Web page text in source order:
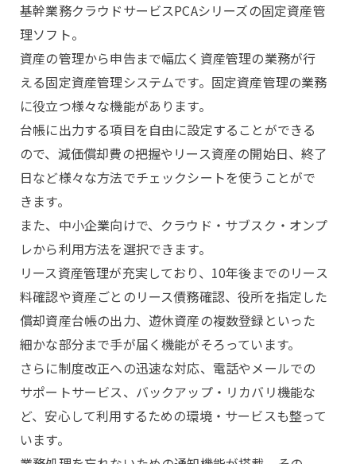
基幹業務クラウドサービスPCAシリーズの固定資産管
理ソフト。
資産の管理から申告まで幅広く資産管理の業務が行
える固定資産管理システムです。固定資産管理の業務
に役立つ様々な機能があります。
台帳に出力する項目を自由に設定することができる
ので、減価償却費の把握やリース資産の開始日、終了
日など様々な方法でチェックシートを使うことがで
きます。
また、中小企業向けで、クラウド・サブスク・オンプ
レから利用方法を選択できます。
リース資産管理が充実しており、10年後までのリース
料確認や資産ごとのリース債務確認、役所を指定した
償却資産台帳の出力、遊休資産の複数登録といった
細かな部分まで手が届く機能がそろっています。
さらに制度改正への迅速な対応、電話やメールでの
サポートサービス、バックアップ・リカバリ機能な
ど、安心して利用するための環境・サービスも整って
います。